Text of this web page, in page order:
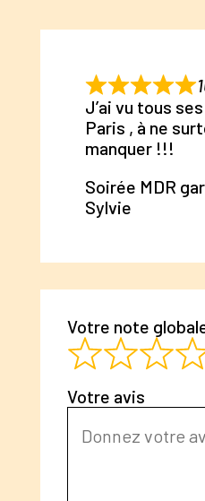
J’ai vu tous
Paris , à ne
manquer !!!
Soirée MDR
Sylvie
Votre note
Votre avis